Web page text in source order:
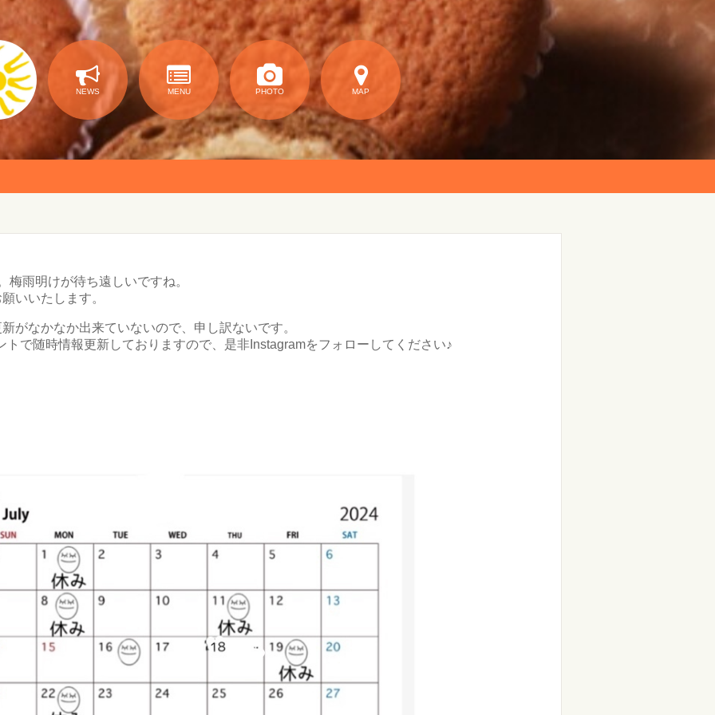
NEWS MENU PHOTO MAP
梅雨明けが待ち遠しいですね。
いいたします。
がなかなか出来ていないので、申し訳ないです。
トで随時情報更新しておりますので、是非Instagramをフォローしてください♪